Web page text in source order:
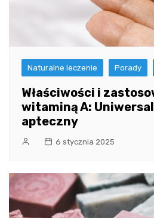
Naturalne leczenie Porady
Właściwości i
witaminą A:
apteczny
6 stycznia 2025